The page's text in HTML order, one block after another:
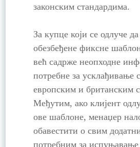
законским стандардима.
За купце који се одлуче
обезбеђене фиксне
већ садрже неопходне
потребне за усклађивање
европским и британским
Међутим, ако клијент
ове шаблоне, менаџер
обавестити о свим
потребним за